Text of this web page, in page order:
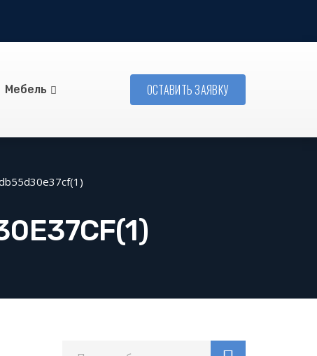
Мебель ОСТАВИТЬ ЗАЯВКУ